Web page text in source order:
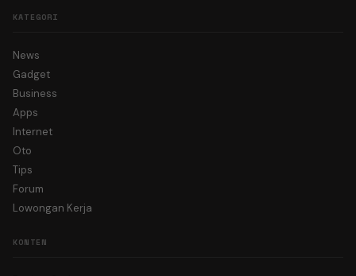
KATEGORI
News
Gadget
Business
Apps
Internet
Oto
Tips
Forum
Lowongan Kerja
KONTEN